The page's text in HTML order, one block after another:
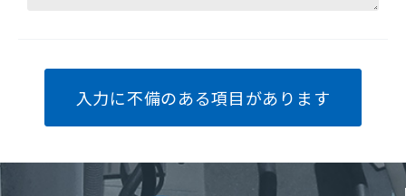
入力に不備のある項目があります